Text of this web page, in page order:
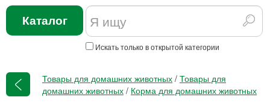
Каталог
Искать только в открытой категории
Товары для домашних животных / Товары для
домашних животных / Корма для домашних животных